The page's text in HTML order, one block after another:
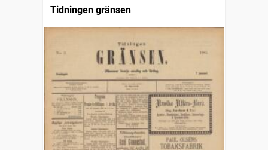
Tidningen gränsen